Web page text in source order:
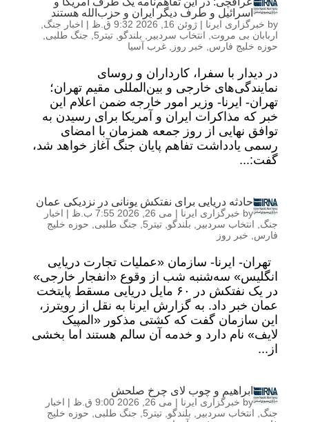
اسرائیل و طرف دیگر ایران و حزب‌الله هستند
by خبرگزاری ایرنا | ژوئن 16, 2026 9:32 ق.ظ | اخبار جنگ
اربابان بی مروت
انتخاب سردبیر بلندگو تیتر5 جنگ طلبی
حوزه خلیج فارس
خبر روز غرب آسیا
در دیدار با سفرا، کارداران و روسای
نمایندگی‌های خارجی و بین‌المللی مقیم تهران؛
تهران- ایرنا- وزیر امور خارجه ضمن اعلام این
خبر که مذاکرات ایران و آمریکا برای رسیدن به
توافق نهایی از روز جمعه همزمان با امضای
رسمی یادداشت تفاهم پایان جنگ آغاز خواهد شد،
گفت:...
حادثه دریایی برای نفتکش یونانی در نزدیکی عمان
by خبرگزاری ایرنا | می 26, 2026 7:55 ب.ظ | اخبار
جنگ
انتخاب سردبیر بلندگو تیتر5 جنگ طلبی
حوزه خلیج
فارس
خبر روز
تهران- ایرنا- سازمان «عملیات تجارت دریایی
انگلیس» سه‌شنبه شب از وقوع «انفجار خارجی»
در یک نفتکش در ۶۰ مایل دریایی مسقط پایتخت
عمان خبر داد. به گزارش ایرنا به نقل از رویترز،
این سازمان گفت که کشتی مذکور «المپیک
لایف» نام دارد و خدمه آن سالم هستند اما بخشی
از...
ابراهیم و چوب لای چرخ صلحش
by خبرگزاری ایرنا | می 26, 2026 9:00 ق.ظ | اخبار
جنگ
انتخاب سردبیر بلندگو تیتر5 جنگ طلبی
حوزه خلیج